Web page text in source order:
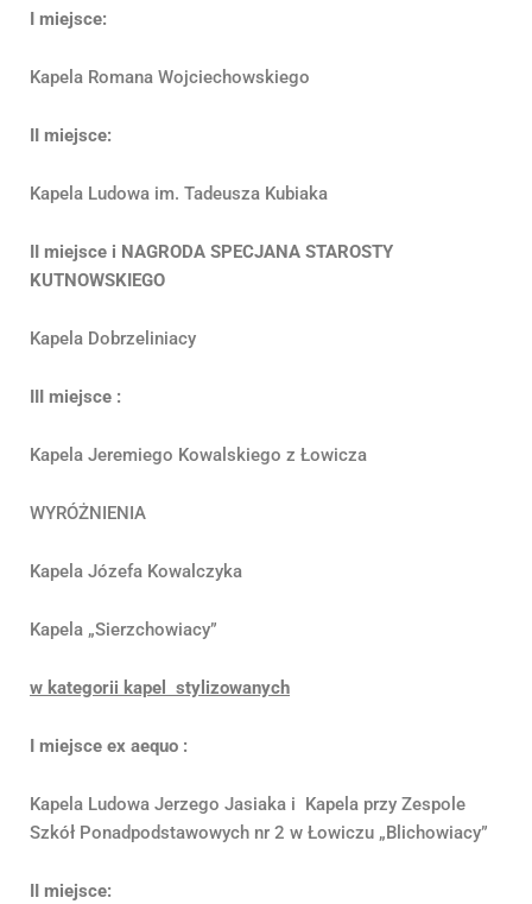
I miejsce:
Kapela Romana Wojciechowskiego
II miejsce:
Kapela Ludowa im. Tadeusza Kubiaka
II miejsce i NAGRODA SPECJANA STAROSTY
KUTNOWSKIEGO
Kapela Dobrzeliniacy
III miejsce :
Kapela Jeremiego Kowalskiego z Łowicza
WYRÓŻNIENIA
Kapela Józefa Kowalczyka
Kapela „Sierzchowiacy”
w kategorii kapel stylizowanych
I miejsce ex aequo :
Kapela Ludowa Jerzego Jasiaka i Kapela przy Zespole
Szkół Ponadpodstawowych nr 2 w Łowiczu „Blichowiacy”
II miejsce: